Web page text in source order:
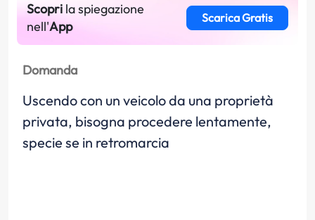
Scopri la spiegazione
nell'App
Scarica Gratis
Domanda
Uscendo con un veicolo da una proprietà
privata, bisogna procedere lentamente,
specie se in retromarcia